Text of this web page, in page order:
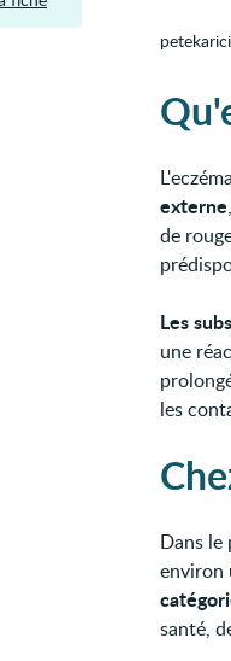
petekarici
externe
de
Les
une
les
Dans le
environ
santé,